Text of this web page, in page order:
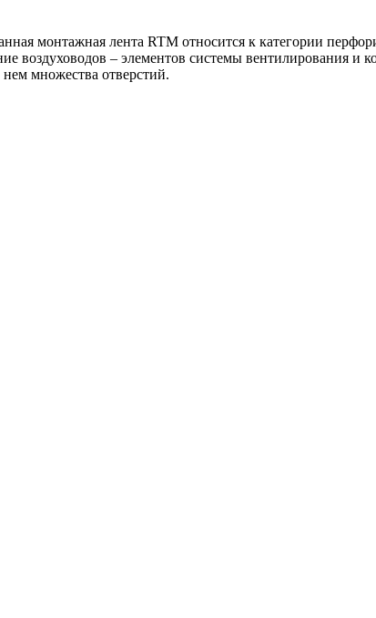
монтажная лента RTM относится к категории
воздуховодов – элементов системы вентилирования и
нем множества отверстий.